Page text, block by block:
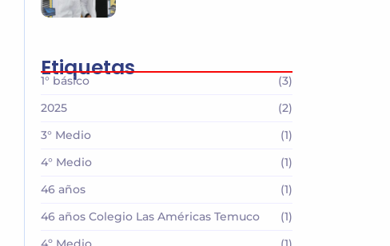
Etiquetas
1° básico
(3)
2025
(2)
3° Medio
(1)
4° Medio
(1)
46 años
(1)
46 años Colegio Las Américas Temuco
(1)